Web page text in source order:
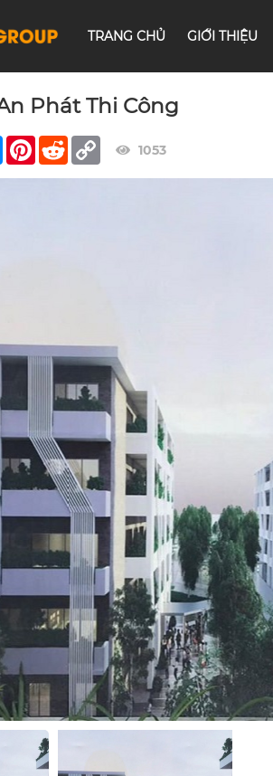
TRANG CHỦ GIỚI THIỆU
Phát Thi Công
MessengerPinterest
Reddit Copy
Link
1053